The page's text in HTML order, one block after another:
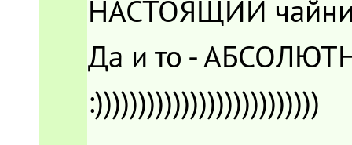
НАСТОЯЩИЙ
Да и то -
:))))))))))))))))))))))))))